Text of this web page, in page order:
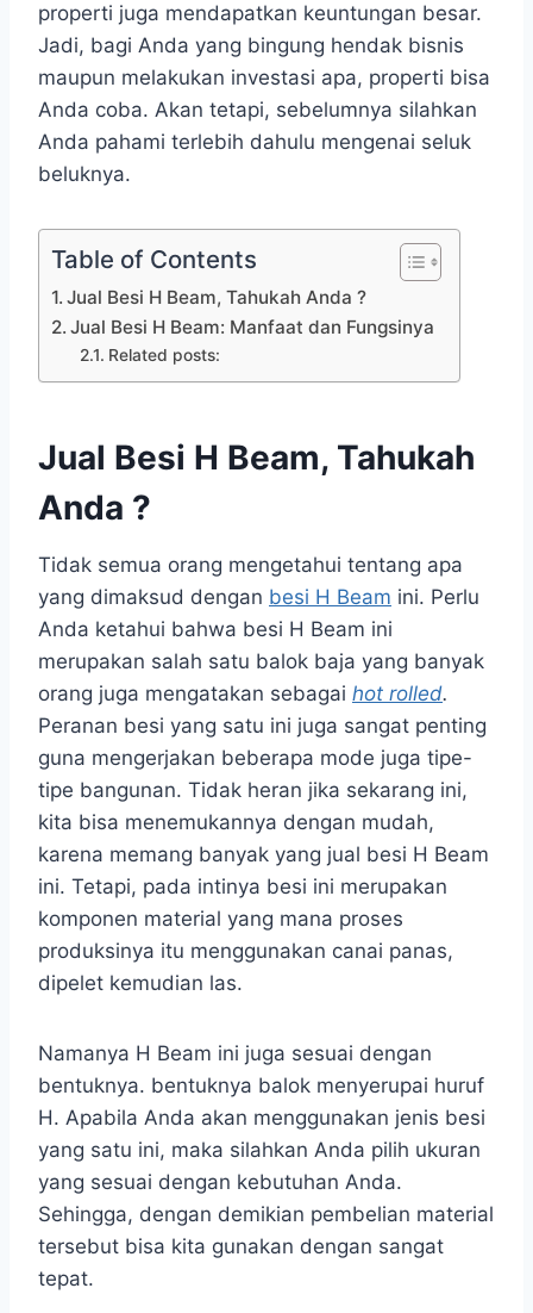
properti juga mendapatkan keuntungan besar.
Jadi, bagi Anda yang bingung hendak bisnis
maupun melakukan investasi apa, properti bisa
Anda coba. Akan tetapi, sebelumnya silahkan
Anda pahami terlebih dahulu mengenai seluk
beluknya.
Table of Contents
Jual Besi H Beam, Tahukah Anda ?
Jual Besi H Beam: Manfaat dan Fungsinya
Related posts:
Jual Besi H Beam, Tahukah
Anda ?
Tidak semua orang mengetahui tentang apa
yang dimaksud dengan besi H Beam ini. Perlu
Anda ketahui bahwa besi H Beam ini
merupakan salah satu balok baja yang banyak
orang juga mengatakan sebagai hot rolled.
Peranan besi yang satu ini juga sangat penting
guna mengerjakan beberapa mode juga tipe-
tipe bangunan. Tidak heran jika sekarang ini,
kita bisa menemukannya dengan mudah,
karena memang banyak yang jual besi H Beam
ini. Tetapi, pada intinya besi ini merupakan
komponen material yang mana proses
produksinya itu menggunakan canai panas,
dipelet kemudian las.
Namanya H Beam ini juga sesuai dengan
bentuknya. bentuknya balok menyerupai huruf
H. Apabila Anda akan menggunakan jenis besi
yang satu ini, maka silahkan Anda pilih ukuran
yang sesuai dengan kebutuhan Anda.
Sehingga, dengan demikian pembelian material
tersebut bisa kita gunakan dengan sangat
tepat.